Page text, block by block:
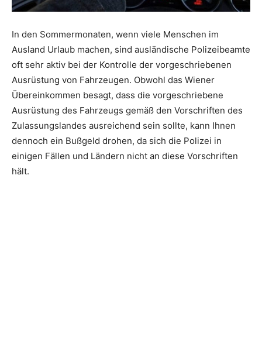
In den Sommermonaten, wenn viele Menschen im
Ausland Urlaub machen, sind ausländische Polizeibeamte
oft sehr aktiv bei der Kontrolle der vorgeschriebenen
Ausrüstung von Fahrzeugen. Obwohl das Wiener
Übereinkommen besagt, dass die vorgeschriebene
Ausrüstung des Fahrzeugs gemäß den Vorschriften des
Zulassungslandes ausreichend sein sollte, kann Ihnen
dennoch ein Bußgeld drohen, da sich die Polizei in
einigen Fällen und Ländern nicht an diese Vorschriften
hält.